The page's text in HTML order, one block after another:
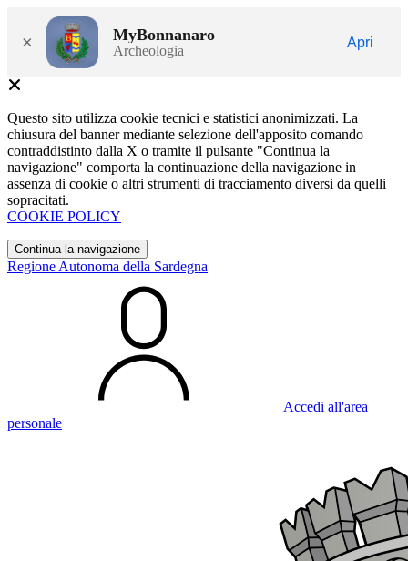
× MyBonnanaro
Archeologia
Apri
Questo sito utilizza cookie tecnici e statistici anonimizzati. La
chiusura del banner mediante selezione dell'apposito comando
contraddistinto dalla X o tramite il pulsante "Continua la
navigazione" comporta la continuazione della navigazione in
assenza di cookie o altri strumenti di tracciamento diversi da quelli
sopracitati.
COOKIE POLICY
Continua la navigazione
Regione Autonoma della Sardegna
Accedi all'area
personale